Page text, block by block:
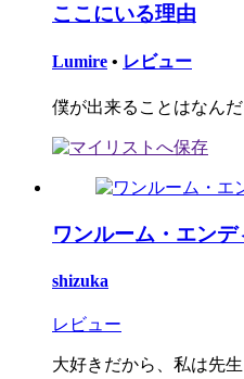
ここにいる理由
Lumire • レビュー
僕が出来ることはなんだ
ワンルーム・エンデ
shizuka
レビュー
大好きだから、私は先生